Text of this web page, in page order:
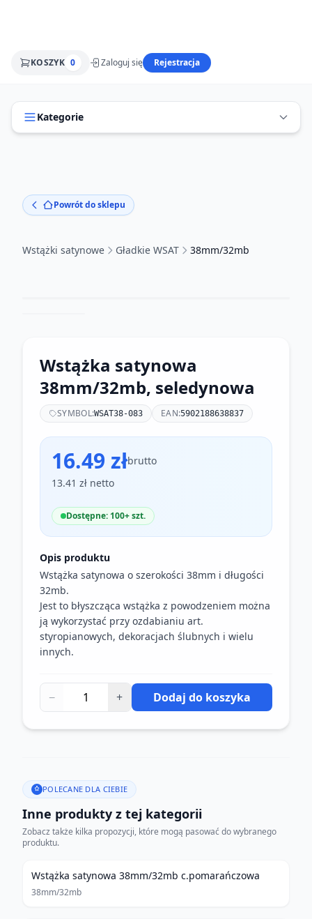
KOSZYK 0 Zaloguj się Rejestracja
Kategorie
Powrót do sklepu
Wstążki satynowe Gładkie WSAT 38mm/32mb
Wstążka satynowa
38mm/32mb, seledynowa
SYMBOL:WSAT38-083 EAN:5902188638837
16.49 złbrutto
13.41 zł netto
Dostępne: 100+ szt.
Opis produktu
Wstążka satynowa o szerokości 38mm i długości
32mb.
Jest to błyszcząca wstążka z powodzeniem można
ją wykorzystać przy ozdabianiu art.
styropianowych, dekoracjach ślubnych i wielu
innych.
− + Dodaj do koszyka
POLECANE DLA CIEBIE
Inne produkty z tej kategorii
Zobacz także kilka propozycji, które mogą pasować do wybranego
produktu.
Wstążka satynowa 38mm/32mb c.pomarańczowa
38mm/32mb